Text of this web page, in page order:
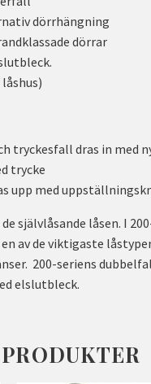
dörrhängning
dörrar
tryckesfall dras in med
trycke
upp med
självlåsande låsen. I
av de viktigaste
200-seriens
elslutbleck.